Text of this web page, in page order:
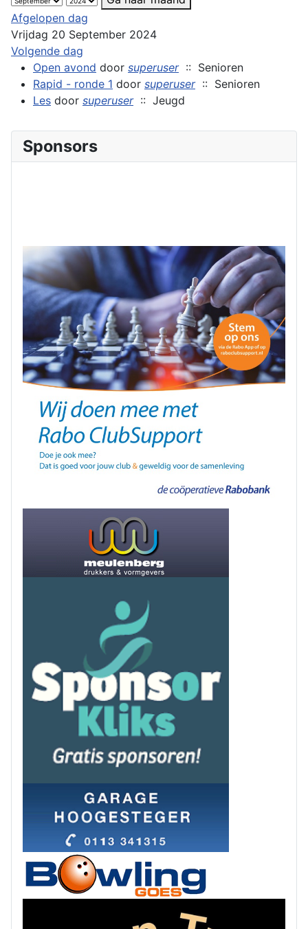
Afgelopen dag
Vrijdag 20 September 2024
Volgende dag
Open avond door superuser:: Senioren
Rapid - ronde 1 door superuser:: Senioren
Les door superuser:: Jeugd
Sponsors